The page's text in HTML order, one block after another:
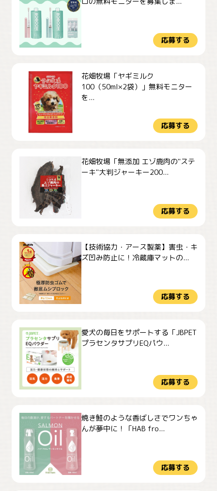
応募する
花畑牧場「ヤギミルク
100（50ml×2袋）」無料モニター
を...
応募する
花畑牧場「無添加 エゾ鹿肉の"ステ
ーキ"大判ジャーキー200...
応募する
【技術協力・アース製薬】害虫・キ
ズ凹み防止に！冷蔵庫マットの...
応募する
愛犬の毎日をサポートする「JBPET
プラセンタサプリEQパウ...
応募する
焼き鮭のような香ばしさでワンちゃ
んが夢中に！「HAB fro...
応募する